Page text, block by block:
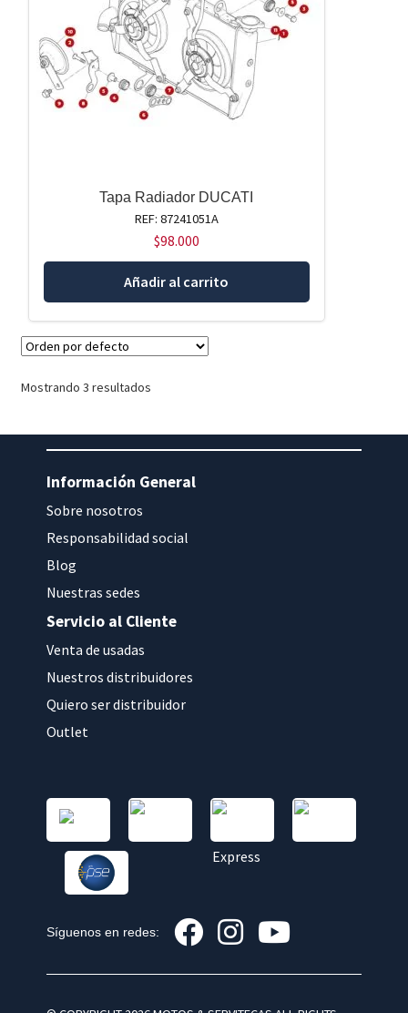
Tapa Radiador DUCATI
REF: 87241051A
$98.000
Añadir al carrito
Mostrando 3 resultados
Información General
Sobre nosotros
Responsabilidad social
Blog
Nuestras sedes
Servicio al Cliente
Venta de usadas
Nuestros distribuidores
Quiero ser distribuidor
Outlet
Síguenos en redes: